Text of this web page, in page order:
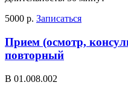
5000 р. Записаться
Прием (осмотр,
повторный
В 01.008.002